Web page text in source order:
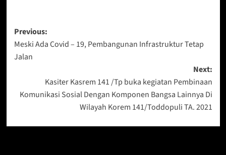
Post
navigation
Previous:
Meski Ada Covid – 19, Pembangunan Infrastruktur Tetap
Jalan
Next:
Kasiter Kasrem 141 /Tp buka kegiatan Pembinaan
Komunikasi Sosial Dengan Komponen Bangsa Lainnya Di
Wilayah Korem 141/Toddopuli TA. 2021